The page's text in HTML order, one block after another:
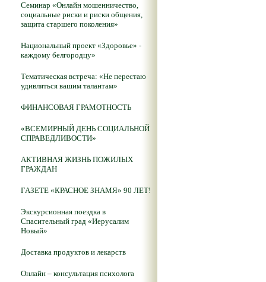
Семинар «Онлайн мошенничество,
социальные риски и риски общения,
защита старшего поколения»
Национальный проект «Здоровье» -
каждому белгородцу»
Тематическая встреча: «Не перестаю
удивляться вашим талантам»
ФИНАНСОВАЯ ГРАМОТНОСТЬ
«ВСЕМИРНЫЙ ДЕНЬ СОЦИАЛЬНОЙ
СПРАВЕДЛИВОСТИ»
АКТИВНАЯ ЖИЗНЬ ПОЖИЛЫХ
ГРАЖДАН
ГАЗЕТЕ «КРАСНОЕ ЗНАМЯ» 90 ЛЕТ!
Экскурсионная поездка в
Спасительный град «Иерусалим
Новый»
Доставка продуктов и лекарств
Онлайн – консультация психолога